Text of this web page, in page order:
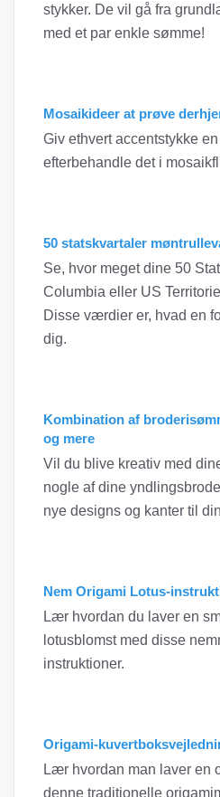
stykker. De vil gå fra
med et par enkle sømme!
Mosaikideer at prøve
Giv ethvert accentstykke
efterbehandle det i
50 statskvartaler
Se, hvor meget dine 50
Columbia eller US
Disse værdier er, hvad en
dig.
Kombination af
og mere
Vil du blive kreativ med
nogle af dine
nye designs og kanter til
Nem Origami Lotus-
Lær hvordan du laver en
lotusblomst med disse
instruktioner.
Origami-
Lær hvordan man laver en
denne traditionelle